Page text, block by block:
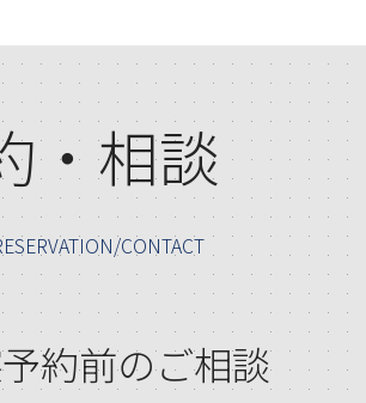
ビスの利用
て患者様か
供いただく
以下のとお
・相談
CONTACT
約前のご相談